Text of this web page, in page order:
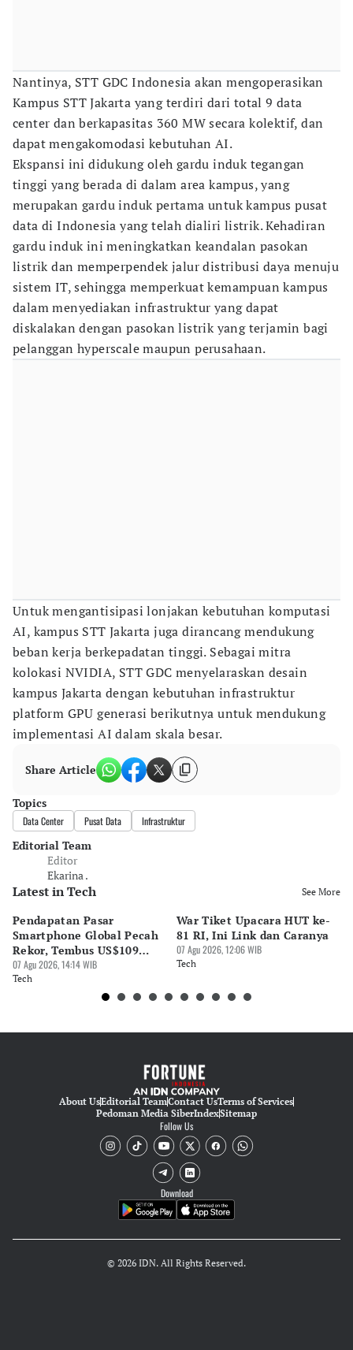
Nantinya, STT GDC Indonesia akan mengoperasikan
Kampus STT Jakarta yang terdiri dari total 9 data
center dan berkapasitas 360 MW secara kolektif, dan
dapat mengakomodasi kebutuhan AI.
Ekspansi ini didukung oleh gardu induk tegangan
tinggi yang berada di dalam area kampus, yang
merupakan gardu induk pertama untuk kampus pusat
data di Indonesia yang telah dialiri listrik. Kehadiran
gardu induk ini meningkatkan keandalan pasokan
listrik dan memperpendek jalur distribusi daya menuju
sistem IT, sehingga memperkuat kemampuan kampus
dalam menyediakan infrastruktur yang dapat
diskalakan dengan pasokan listrik yang terjamin bagi
pelanggan hyperscale maupun perusahaan.
Untuk mengantisipasi lonjakan kebutuhan komputasi
AI, kampus STT Jakarta juga dirancang mendukung
beban kerja berkepadatan tinggi. Sebagai mitra
kolokasi NVIDIA, STT GDC menyelaraskan desain
kampus Jakarta dengan kebutuhan infrastruktur
platform GPU generasi berikutnya untuk mendukung
implementasi AI dalam skala besar.
Share Article
Topics
Data Center Pusat Data Infrastruktur
Editorial Team
Editor
Ekarina .
Latest in Tech See More
Pendapatan Pasar
Smartphone Global Pecah
Rekor, Tembus US$109
Miliar
07 Agu 2026, 14:14 WIB
Tech
War Tiket Upacara HUT ke-
81 RI, Ini Link dan Caranya
07 Agu 2026, 12:06 WIB
Tech
About UsEditorial TeamContact UsTerms of Services
Pedoman Media SiberIndexSitemap
Follow Us
Download
© 2026 IDN. All Rights Reserved.